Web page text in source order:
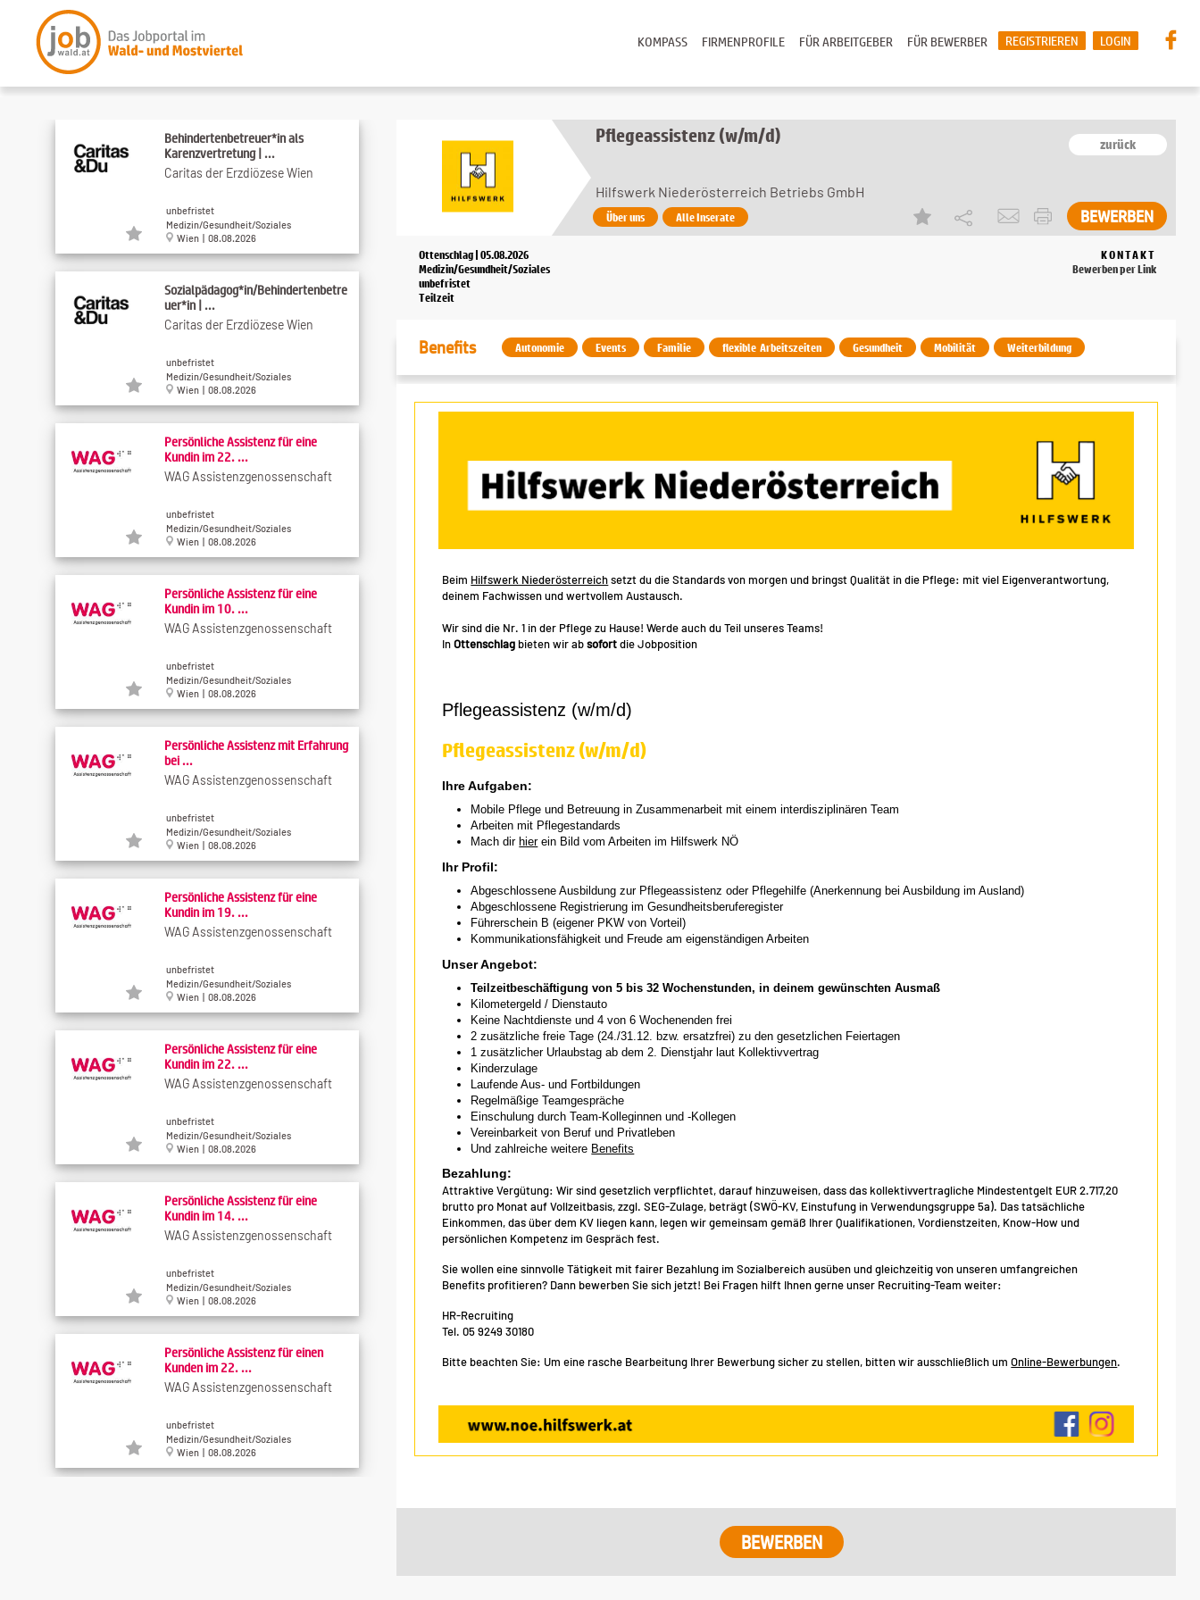
LOGIN
REGISTRIEREN
FÜR BEWERBER
FÜR ARBEITGEBER
FIRMENPROFILE
KOMPASS
Pflegeassistenz (w/m/d) zurück
Hilfswerk Niederösterreich Betriebs GmbH
Über uns Alle Inserate
Ottenschlag | 05.08.2026
Medizin/Gesundheit/Soziales
unbefristet
Teilzeit
KONTAKT
Bewerben per Link
Benefits Autonomie Events Familie flexible Arbeitszeiten Gesundheit Mobilität Weiterbildung
Beim Hilfswerk Niederösterreichsetzt du die Standards von morgen und bringst Qualität in die Pflege: mit viel Eigenverantwortung,
deinem Fachwissen und wertvollem Austausch.
Wir sind die Nr. 1 in der Pflege zu Hause! Werde auch du Teil unseres Teams!
InOttenschlag bieten wir absofortdie Jobposition
Pflegeassistenz (w/m/d)
Pflegeassistenz (w/m/d)
Ihre Aufgaben:
Mobile Pflege und Betreuung in Zusammenarbeit mit einem interdisziplinären Team
Arbeiten mit Pflegestandards
Mach dir hierein Bild vom Arbeiten im Hilfswerk NÖ
Ihr Profil:
Abgeschlossene Ausbildung zur Pflegeassistenz oder Pflegehilfe (Anerkennung bei Ausbildung im Ausland)
Abgeschlossene Registrierung im Gesundheitsberuferegister
Führerschein B (eigener PKW von Vorteil)
Kommunikationsfähigkeit und Freude am eigenständigen Arbeiten
Unser Angebot:
Teilzeitbeschäftigung von 5 bis 32 Wochenstunden, in deinem gewünschten Ausmaß
Kilometergeld / Dienstauto
Keine Nachtdienste und 4 von 6 Wochenenden frei
2 zusätzliche freie Tage (24./31.12. bzw. ersatzfrei) zu den gesetzlichen Feiertagen
1 zusätzlicher Urlaubstag ab dem 2. Dienstjahr laut Kollektivvertrag
Kinderzulage
Laufende Aus- und Fortbildungen
Regelmäßige Teamgespräche
Einschulung durch Team-Kolleginnen und -Kollegen
Vereinbarkeit von Beruf und Privatleben
Und zahlreiche weitere Benefits
Bezahlung:
Attraktive Vergütung: Wir sind gesetzlich verpflichtet, darauf hinzuweisen, dass das kollektivvertragliche Mindestentgelt EUR 2.717,20
brutto pro Monat auf Vollzeitbasis, zzgl. SEG-Zulage, beträgt (SWÖ-KV, Einstufung in Verwendungsgruppe 5a). Das tatsächliche
Einkommen, das über dem KV liegen kann, legen wir gemeinsam gemäß Ihrer Qualifikationen, Vordienstzeiten, Know-How und
persönlichen Kompetenz im Gespräch fest.
Sie wollen eine sinnvolle Tätigkeit mit fairer Bezahlung im Sozialbereich ausüben und gleichzeitig von unseren umfangreichen
Benefits profitieren? Dann bewerben Sie sich jetzt! Bei Fragen hilft Ihnen gerne unser Recruiting-Team weiter:
HR-Recruiting
Tel. 05 9249 30180
Bitte beachten Sie: Um eine rasche Bearbeitung Ihrer Bewerbung sicher zu stellen, bitten wir ausschließlich umOnline-Bewerbungen.
Behindertenbetreuer*in als
Karenzvertretung | ...
Caritas der Erzdiözese Wien
unbefristet
Medizin/Gesundheit/Soziales
Wien | 08.08.2026
Sozialpädagog*in/Behindertenbetre
uer*in | ...
Caritas der Erzdiözese Wien
unbefristet
Medizin/Gesundheit/Soziales
Wien | 08.08.2026
Persönliche Assistenz für eine
Kundin im 22. ...
WAG Assistenzgenossenschaft
unbefristet
Medizin/Gesundheit/Soziales
Wien | 08.08.2026
Persönliche Assistenz für eine
Kundin im 10. ...
WAG Assistenzgenossenschaft
unbefristet
Medizin/Gesundheit/Soziales
Wien | 08.08.2026
Persönliche Assistenz mit Erfahrung
bei ...
WAG Assistenzgenossenschaft
unbefristet
Medizin/Gesundheit/Soziales
Wien | 08.08.2026
Persönliche Assistenz für eine
Kundin im 19. ...
WAG Assistenzgenossenschaft
unbefristet
Medizin/Gesundheit/Soziales
Wien | 08.08.2026
Persönliche Assistenz für eine
Kundin im 22. ...
WAG Assistenzgenossenschaft
unbefristet
Medizin/Gesundheit/Soziales
Wien | 08.08.2026
Persönliche Assistenz für eine
Kundin im 14. ...
WAG Assistenzgenossenschaft
unbefristet
Medizin/Gesundheit/Soziales
Wien | 08.08.2026
Persönliche Assistenz für einen
Kunden im 22. ...
WAG Assistenzgenossenschaft
unbefristet
Medizin/Gesundheit/Soziales
Wien | 08.08.2026